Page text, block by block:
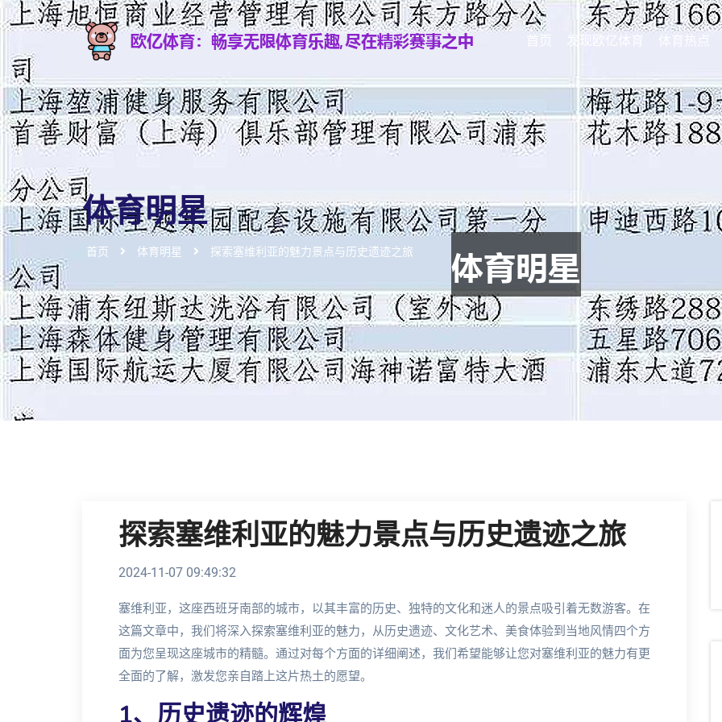
发现欧亿体育
体育明星
首页 体育明星 探索塞维利亚的魅力景点与历史遗迹之旅
探索塞维利亚的魅力景点与历史遗迹之旅
2024-11-07 09:49:32
塞维利亚，这座西班牙南部的城市，以其丰富的历史、独特的文化和迷人的景点吸引着无数游客。在
这篇文章中，我们将深入探索塞维利亚的魅力，从历史遗迹、文化艺术、美食体验到当地风情四个方
面为您呈现这座城市的精髓。通过对每个方面的详细阐述，我们希望能够让您对塞维利亚的魅力有更
全面的了解，激发您亲自踏上这片热土的愿望。
1、历史遗迹的辉煌